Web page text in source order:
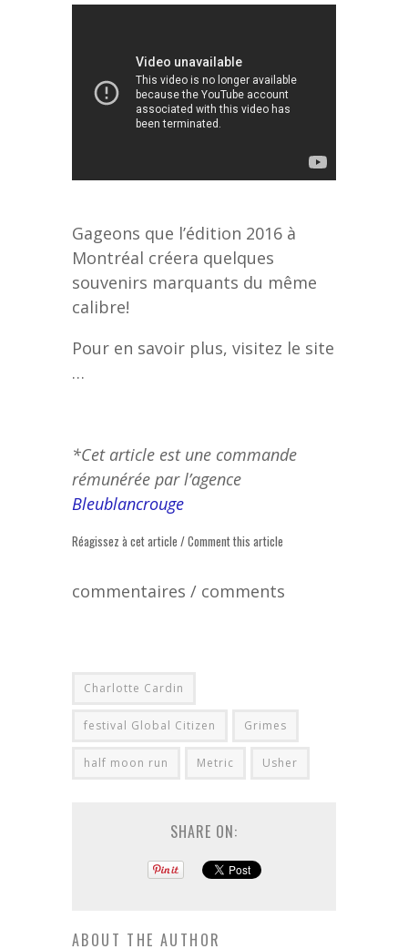
Gageons que l’édition 2016 à
Montréal créera quelques
souvenirs marquants du même
calibre!
Pour en savoir plus, visitez le site
…
*Cet article est une commande
rémunérée par l’agence
Bleublancrouge
Réagissez à cet article / Comment this article
commentaires / comments
Charlotte Cardin
festival Global Citizen Grimes
half moon run Metric Usher
SHARE ON:
ABOUT THE AUTHOR